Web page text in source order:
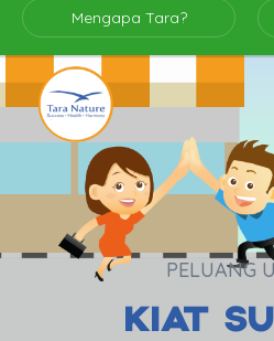
Mengapa Tara?
PELUANG
KIAT